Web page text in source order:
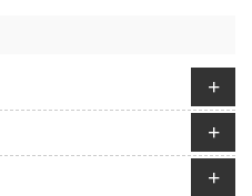
+
+
+